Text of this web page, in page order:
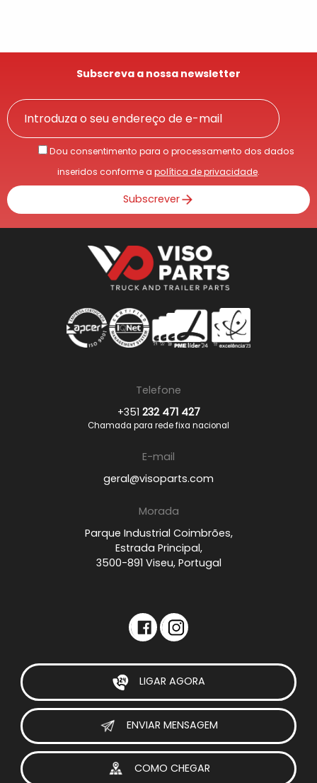
Subscreva a nossa newsletter
Dou consentimento para o processamento dos dados
inseridos conforme a política de privacidade.
Subscrever
Telefone
+351 232 471 427
Chamada para rede fixa nacional
E-mail
geral@visoparts.com
Morada
Parque Industrial Coimbrões,
Estrada Principal,
3500-891 Viseu, Portugal
LIGAR AGORA
ENVIAR MENSAGEM
COMO CHEGAR